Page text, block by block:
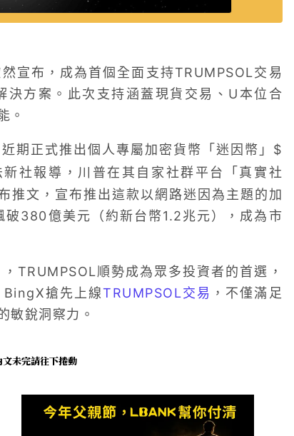
宣布，成為首個全面支持TRUMPSOL交易
決方案。此次支持涵蓋現貨交易、U本位合
。
期正式推出個人專屬加密貨幣「迷因幣」$
新社報導，川普在其自家社群平台「真實社
文，宣布推出這款以網路迷因為主題的加
破380億美元（約新台幣1.2兆元），成為市
TRUMPSOL順勢成為眾多投資者的首選，
BingX搶先上線TRUMPSOL交易 ，不僅滿足
敏銳洞察力。
未完請往下捲動